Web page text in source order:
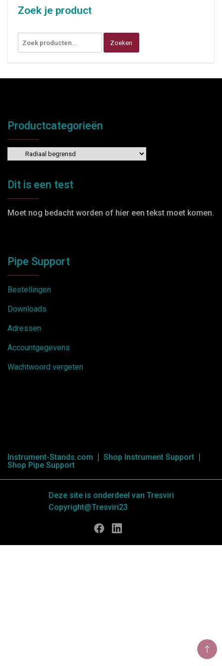
Zoek je product
Zoeken
Productcategorieën
Dit is een test
Moet nog bedacht worden of hier een tekst moet komen.
Pipe Support
Bestellingen
Downloads
Adressen
Accountgegevens
Wachtwoord vergeten
Instrument-Stands.com
Shop Instrument Support
Shop Pipe Support
Deze site is onderdeel van Tresviri
Copyright@Tresviri23